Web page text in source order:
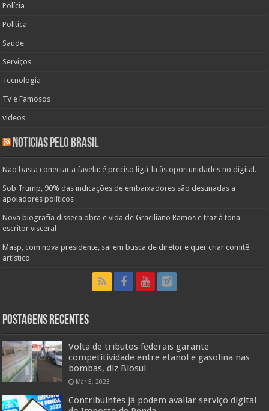
Polícia
Politica
Saúde
Serviços
Tecnologia
TV e Famosos
videos
Noticias pelo Brasil
Não basta conectar a favela: é preciso ligá-la às oportunidades no digital.
Sob Trump, 90% das indicações de embaixadores são destinadas a
apoiadores políticos
Nova biografia disseca obra e vida de Graciliano Ramos e traz à tona
escritor visceral
Masp, com nova presidente, sai em busca de diretor e quer criar comitê
artístico
Postagens Recentes
Volta de tributos federais garante
competitividade entre etanol e gasolina nas
bombas, diz Biosul
Mar 5, 2023
Contribuintes já podem avaliar serviço digital